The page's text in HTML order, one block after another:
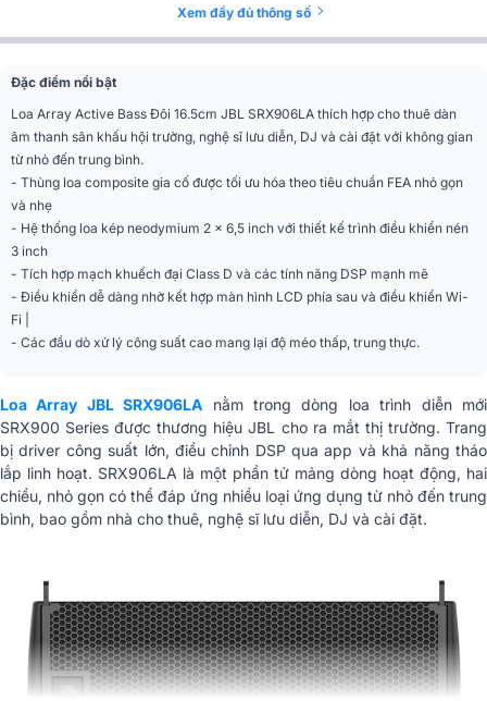
600W
Phân khúc Cao cấp
Dải tần số (-10dB) 63 Hz-17 kHz (cài đặt sẵn mảng)
Mô hình phủ sóng
120 độ danh nghĩa (500 Hz-16
SPL tối đa
134 dB
Thiết kế bộ khuếch đại
Góc liên kết
0,5, 1, 2, 3, 4, 5, 6, 7, 8, 9, 10, 11,
12
Kích thước (Cao x
Rộng x Dày)
243 mm x 507 mm x 420 mm (9,5
inch x 19,9 inch x 16,5 inch)
Khối lượng tịnh (chiếc) 16,8 kg (37 lbs)
Xem đầy đủ thông số
Đặc điểm nổi bật
Loa Array Active Bass Đôi 16.5cm JBL SRX906LA thích hợp cho thuê dàn
âm thanh sân khấu hội trường, nghệ sĩ lưu diễn, DJ và cài đặt với không gian
từ nhỏ đến trung bình.
- Thùng loa composite gia cố được tối ưu hóa theo tiêu chuẩn FEA nhỏ gọn
và nhẹ
- Hệ thống loa kép neodymium 2 x 6,5 inch với thiết kế trình điều khiển nén
3 inch
- Tích hợp mạch khuếch đại Class D và các tính năng DSP mạnh mẽ
- Điều khiển dễ dàng nhờ kết hợp màn hình LCD phía sau và điều khiển Wi-
Fi |
- Các đầu dò xử lý công suất cao mang lại độ méo thấp, trung thực.
Loa Array JBL SRX906LA nằm trong dòng loa trình diễn mới
SRX900 Series được thương hiệu JBL cho ra mắt thị trường. Trang
bị driver công suất lớn, điều chỉnh DSP qua app và khả năng tháo
lắp linh hoạt. SRX906LA là một phần tử mảng dòng hoạt động, hai
chiều, nhỏ gọn có thể đáp ứng nhiều loại ứng dụng từ nhỏ đến trung
bình, bao gồm nhà cho thuê, nghệ sĩ lưu diễn, DJ và cài đặt.